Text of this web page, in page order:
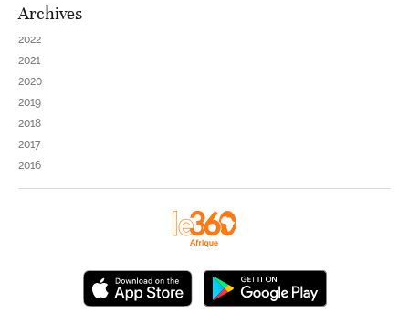
Archives
2022
2021
2020
2019
2018
2017
2016